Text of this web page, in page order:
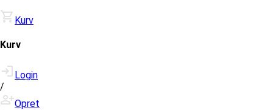
Kurv
Kurv
Login
/
Opret